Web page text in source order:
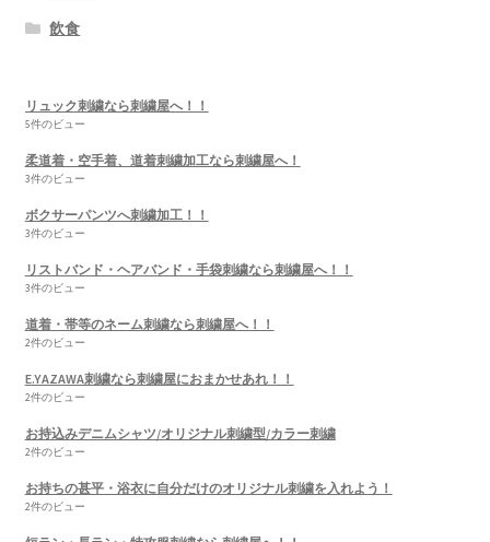
飲食
リュック刺繍なら刺繍屋へ！！
5件のビュー
柔道着・空手着、道着刺繍加工なら刺繍屋へ！
3件のビュー
ボクサーパンツへ刺繍加工！！
3件のビュー
リストバンド・ヘアバンド・手袋刺繍なら刺繍屋へ！！
3件のビュー
道着・帯等のネーム刺繍なら刺繍屋へ！！
2件のビュー
E.YAZAWA刺繍なら刺繍屋におまかせあれ！！
2件のビュー
お持込みデニムシャツ/オリジナル刺繍型/カラー刺繍
2件のビュー
お持ちの甚平・浴衣に自分だけのオリジナル刺繍を入れよう！
2件のビュー